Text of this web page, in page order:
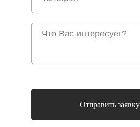
Отправить заявку